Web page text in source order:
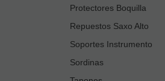
Protectores Boquilla
Repuestos Saxo Alto
Soportes Instrumento
Sordinas